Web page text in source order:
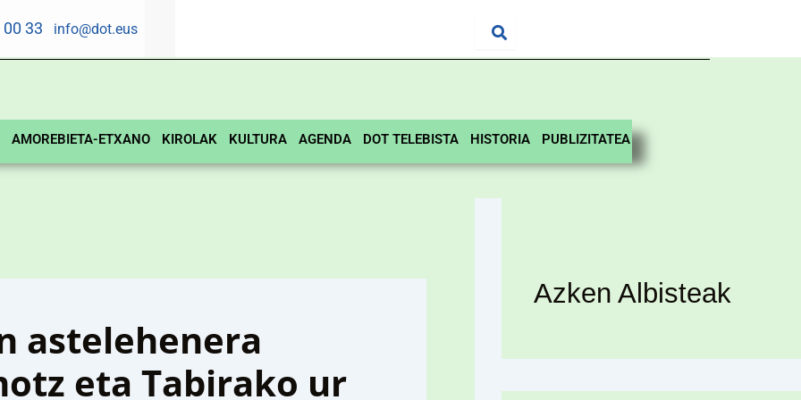
00 33 info@dot.eus
AMOREBIETA-ETXANO KIROLAK KULTURA AGENDA DOT TELEBISTA HISTORIA PUBLIZITATEA
astelehenera
eta Tabirako ur
Azken Albisteak